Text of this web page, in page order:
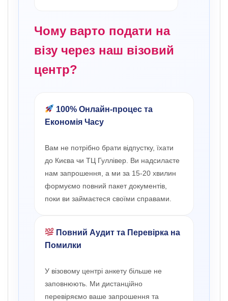
Чому варто подати на
візу через наш візовий
центр?
100% Онлайн-процес та
Економія Часу
Вам не потрібно брати відпустку, їхати
до Києва чи ТЦ Гуллівер. Ви надсилаєте
нам запрошення, а ми за 15-20 хвилин
формуємо повний пакет документів,
поки ви займаєтеся своїми справами.
Повний Аудит та Перевірка на
Помилки
У візовому центрі анкету більше не
заповнюють. Ми дистанційно
перевіряємо ваше запрошення та